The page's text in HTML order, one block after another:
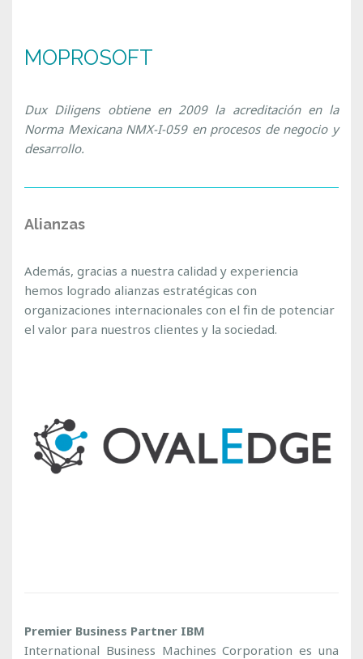
MOPROSOFT
Dux Diligens obtiene en 2009 la acreditación en la
Norma Mexicana NMX-I-059 en procesos de negocio y
desarrollo.
Alianzas
Además, gracias a nuestra calidad y experiencia
hemos logrado alianzas estratégicas con
organizaciones internacionales con el fin de potenciar
el valor para nuestros clientes y la sociedad.
Premier Business Partner IBM
International Business Machines Corporation es una